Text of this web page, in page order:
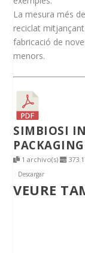
La mesura més
reciclat
fabricació de
menors.
SIMBIOSI
1 archivo(s)
Descargar
VEURE